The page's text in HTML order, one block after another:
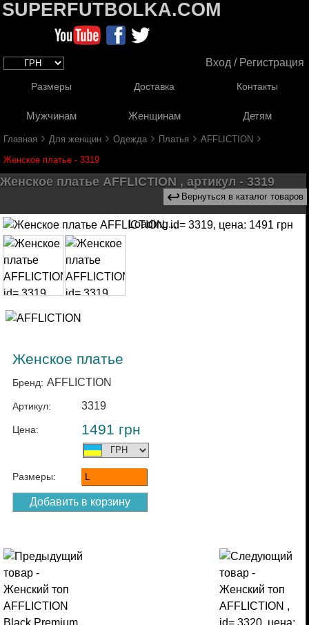
SUPERFUTBOLKA.COM
Вход / Регистрация
Размеры Доставка Контакты
Мужчинам Женщинам Детям
Главная › Для женщин › Одежда › Платья › AFFLICTION ›
Женское платье - 3319
Женское платье AFFLICTION , артикул - 3319
↩ Вернуться в каталог товаров
Loading...
Женское платье
Бренд: AFFLICTION
Артикул: 3319
Цена: 1491 грн
Размеры: L